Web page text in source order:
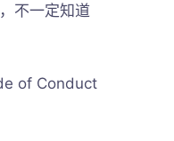
不一定知道
of Conduct